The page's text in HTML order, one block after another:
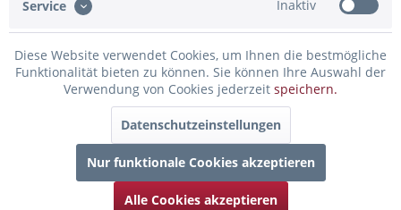
Bewertungen lesen, schreiben und diskutieren...
mehr
Infos zum Hersteller
Folgende Infos zum Hersteller sind verfübar......mehr
Kunden kauften auch
Service Inaktiv
Diese Website verwendet Cookies, um Ihnen die bestmögliche
Funktionalität bieten zu können. Sie können Ihre Auswahl der
Verwendung von Cookies jederzeit speichern.
Datenschutzeinstellungen
Nur funktionale Cookies akzeptieren
Alle Cookies akzeptieren